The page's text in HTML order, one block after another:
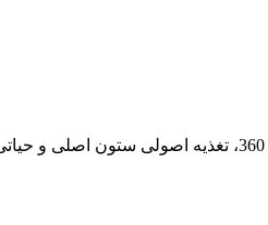
بسیاری از ما تصور می‌کنیم کاهش وزن تنها با «کم خوردن» یا «گرسنگی کشیدن» ممکن است، اما